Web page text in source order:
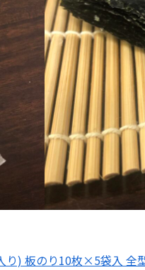
り) 板のり10枚×5袋入